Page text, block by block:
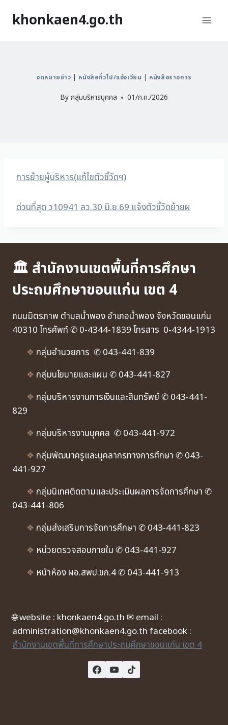
khonkaen4.go.th
จดหมายข่าว หนังสือทั่วไป/แจ้งเวียน หนังสือราชการ
By กลุ่มบริหารบุคคล 01/ก.ค./2026
การย้ายผู้บริหาร(แก้ไขตัวชี้วัดฯ)
ด่วนที่สุด ว10941 ลว.30 มิ.ย.69 แจ้งตัวชี้วัดย้ายผ
🏛 สำนักงานเขตพื้นที่การศึกษา
ประถมศึกษาขอนแก่น เขต 4
ถนนมิตรภาพ ตำบลน้ำพอง อำเภอน้ำพอง จังหวัดขอนแก่น
40310 โทรศัพท์ ✆ 0-4344-1839 โทรสาร 0-4344-1913
❖ กลุ่มอำนวยการ ✆ 043-441-839
❖ กลุ่มนโยบายและแผน ✆ 043-441-827
❖ กลุ่มบริหารงานการเงินและสินทรัพย์ ✆ 043-441-
829
❖ กลุ่มบริหารงานบุคคล ✆ 043-441-972
❖ กลุ่มพัฒนาครูและบุคลากรทางการศึกษา ✆ 043-
441-927
❖ กลุ่มนิเทศติดตามและประเมินผลการจัดการศึกษา ✆
043-441-806
❖ กลุ่มส่งเสริมการจัดการศึกษา ✆ 043-441-823
❖ หน่วยตรวจสอบภายใน ✆ 043-441-927
❖ หน้าห้อง ผอ.สพป.ขก.4 ✆ 043-441-913
🌐 website : khonkaen4.go.th ✉ email :
administration@khonkaen4.go.th facebook :
สำนักงานเขตพื้นที่การศึกษาประถมศึกษาขอนแก่น เขต 4